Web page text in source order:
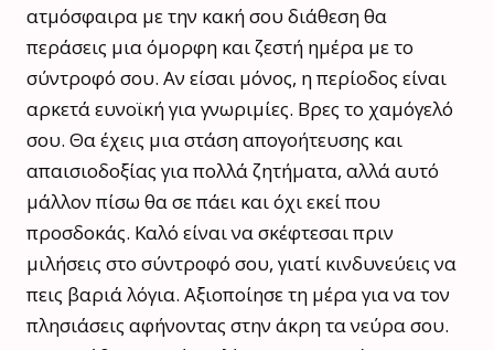
ατμόσφαιρα με την κακή σου διάθεση θα
περάσεις μια όμορφη και ζεστή ημέρα με το
σύντροφό σου. Αν είσαι μόνος, η περίοδος είναι
αρκετά ευνοϊκή για γνωριμίες. Βρες το χαμόγελό
σου. Θα έχεις μια στάση απογοήτευσης και
απαισιοδοξίας για πολλά ζητήματα, αλλά αυτό
μάλλον πίσω θα σε πάει και όχι εκεί που
προσδοκάς. Καλό είναι να σκέφτεσαι πριν
μιλήσεις στο σύντροφό σου, γιατί κινδυνεύεις να
πεις βαριά λόγια. Αξιοποίησε τη μέρα για να τον
πλησιάσεις αφήνοντας στην άκρη τα νεύρα σου.